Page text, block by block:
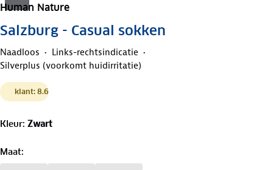
Human Nature
Salzburg - Casual sokken
Naadloos
Links-rechtsindicatie
Silverplus (voorkomt huidirritatie)
klant: 8.6
Kleur: Zwart
Maat: